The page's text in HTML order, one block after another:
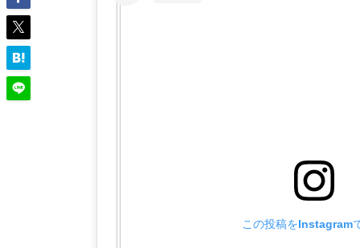
この投稿をInstagram